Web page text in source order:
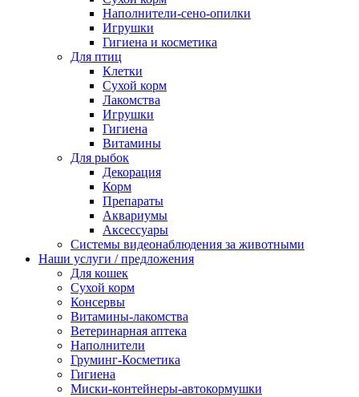
Наполнители-сено-опилки
Игрушки
Гигиена и косметика
Для птиц
Клетки
Сухой корм
Лакомства
Игрушки
Гигиена
Витамины
Для рыбок
Декорация
Корм
Препараты
Аквариумы
Аксессуары
Cистемы видеонаблюдения за животными
Наши услуги / предложения
Для кошек
Сухой корм
Консервы
Витамины-лакомства
Ветеринарная аптека
Наполнители
Груминг-Косметика
Гигиена
Миски-контейнеры-автокормушки